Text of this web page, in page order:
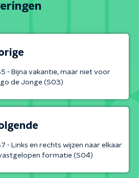
- Bijna vakantie, maar niet voor
de Jonge (S03)
- Links en rechts wijzen naar elkaar
formatie (S04)